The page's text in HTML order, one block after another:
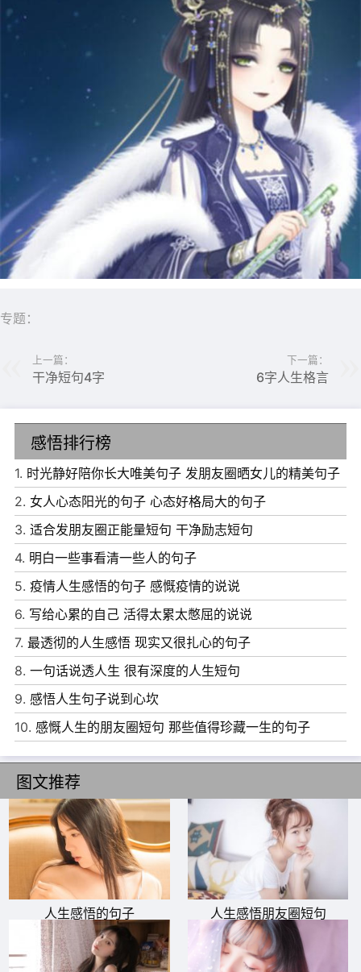
专题：
上一篇：
干净短句4字
下一篇：
6字人生格言
感悟排行榜
1. 时光静好陪你长大唯美句子 发朋友圈晒女儿的精美句子
2. 女人心态阳光的句子 心态好格局大的句子
3. 适合发朋友圈正能量短句 干净励志短句
4. 明白一些事看清一些人的句子
5. 疫情人生感悟的句子 感慨疫情的说说
6. 写给心累的自己 活得太累太憋屈的说说
7. 最透彻的人生感悟 现实又很扎心的句子
8. 一句话说透人生 很有深度的人生短句
9. 感悟人生句子说到心坎
10. 感慨人生的朋友圈短句 那些值得珍藏一生的句子
图文推荐
人生感悟的句子 人生感悟朋友圈短句